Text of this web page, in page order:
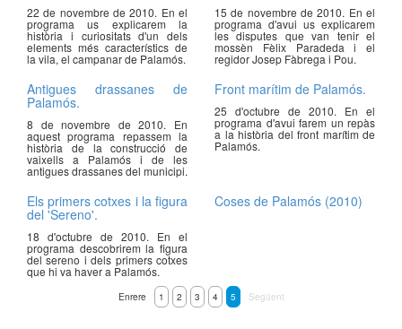
22 de novembre de 2010. En el
programa us explicarem la
història i curiositats d'un dels
elements més característics de
la vila, el campanar de Palamós.
15 de novembre de 2010. En el
programa d'avui us explicarem
les disputes que van tenir el
mossèn Fèlix Paradeda i el
regidor Josep Fàbrega i Pou.
Antigues drassanes de
Palamós.
8 de novembre de 2010. En
aquest programa repassem la
història de la construcció de
vaixells a Palamós i de les
antigues drassanes del municipi.
Front marítim de Palamós.
25 d'octubre de 2010. En el
programa d'avui farem un repàs
a la història del front marítim de
Palamós.
Els primers cotxes i la figura
del 'Sereno'.
18 d'octubre de 2010. En el
programa descobrirem la figura
del sereno i dels primers cotxes
que hi va haver a Palamós.
Coses de Palamós (2010)
Enrere 1 2 3 4 5 Següent